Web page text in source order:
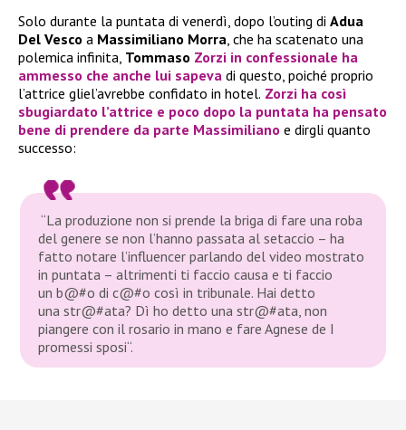
Solo durante la puntata di venerdì, dopo l’outing di Adua
Del Vesco a Massimiliano Morra, che ha scatenato una
polemica infinita, Tommaso Zorzi in confessionale ha
ammesso che anche lui sapeva di questo, poiché proprio
l’attrice gliel’avrebbe confidato in hotel. Zorzi ha così
sbugiardato l’attrice e poco dopo la puntata ha pensato
bene di prendere da parte Massimiliano e dirgli quanto
successo:
“La produzione non si prende la briga di fare una roba
del genere se non l’hanno passata al setaccio – ha
fatto notare l’influencer parlando del video mostrato
in puntata – altrimenti ti faccio causa e ti faccio
un b@#o di c@#o così in tribunale. Hai detto
una str@#ata? Dì ho detto una str@#ata, non
piangere con il rosario in mano e fare Agnese de I
promessi sposi“.